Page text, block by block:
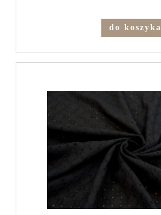
do koszyka